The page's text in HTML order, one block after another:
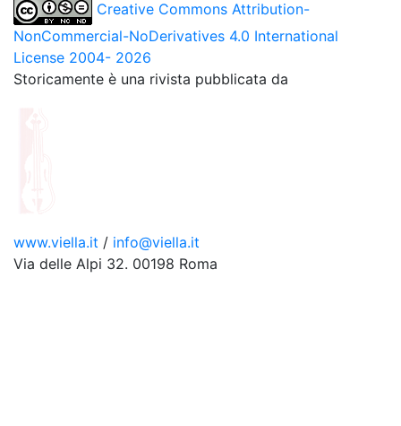
Creative Commons Attribution-
NonCommercial-NoDerivatives 4.0 International
License 2004- 2026
Storicamente è una rivista pubblicata da
www.viella.it / info@viella.it
Via delle Alpi 32. 00198 Roma